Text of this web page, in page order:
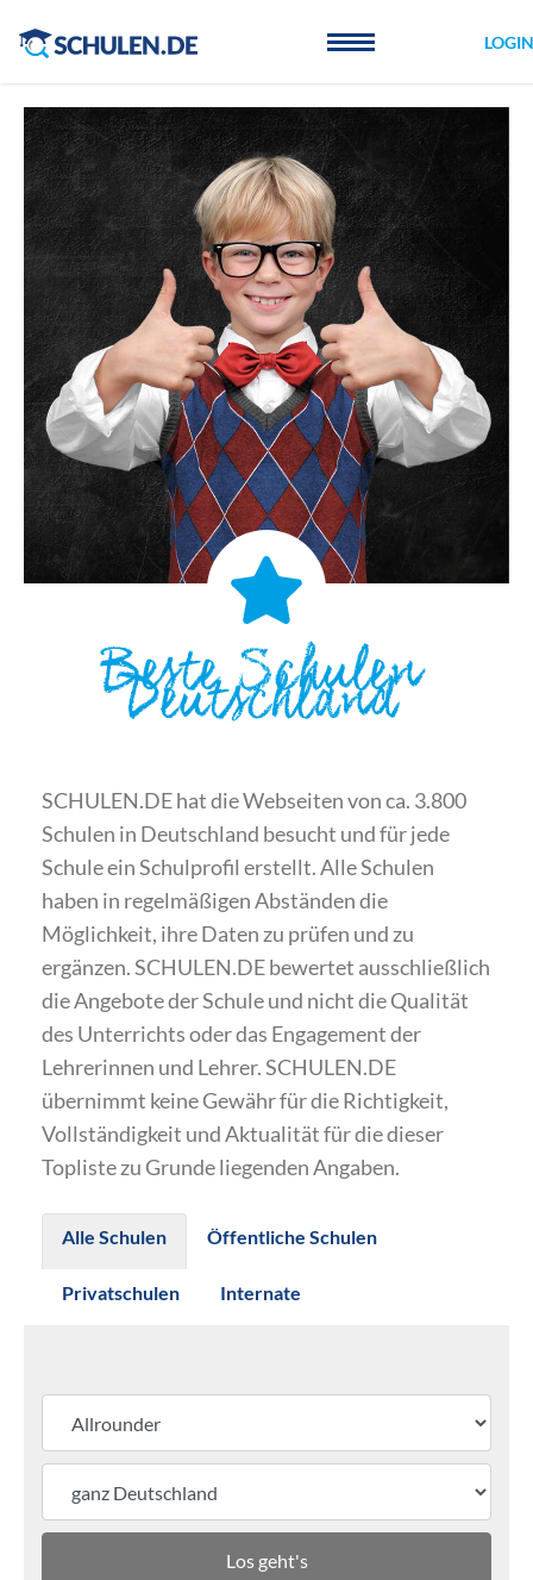
LOGIN
Beste Schulen
Deutschland
SCHULEN.DE hat die Webseiten von ca. 3.800
Schulen in Deutschland besucht und für jede
Schule ein Schulprofil erstellt. Alle Schulen
haben in regelmäßigen Abständen die
Möglichkeit, ihre Daten zu prüfen und zu
ergänzen. SCHULEN.DE bewertet ausschließlich
die Angebote der Schule und nicht die Qualität
des Unterrichts oder das Engagement der
Lehrerinnen und Lehrer. SCHULEN.DE
übernimmt keine Gewähr für die Richtigkeit,
Vollständigkeit und Aktualität für die dieser
Topliste zu Grunde liegenden Angaben.
Alle Schulen Öffentliche Schulen
Privatschulen Internate
Los geht's